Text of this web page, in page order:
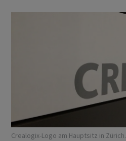
Crealogix-Logo am Hauptsitz in Zürich.